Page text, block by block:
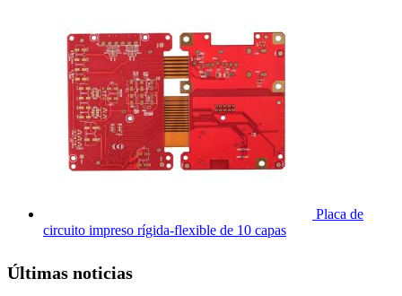
Placa de
circuito impreso rígida-flexible de 10 capas
Últimas noticias